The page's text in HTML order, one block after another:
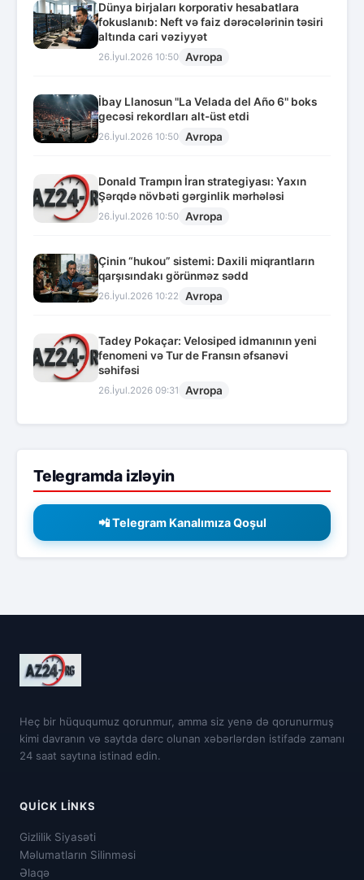
Dünya birjaları korporativ hesabatlara
fokuslanıb: Neft və faiz dərəcələrinin təsiri
altında cari vəziyyət
26.İyul.2026 10:50 Avropa
İbay Llanosun "La Velada del Año 6" boks
gecəsi rekordları alt-üst etdi
26.İyul.2026 10:50 Avropa
Donald Trampın İran strategiyası: Yaxın
Şərqdə növbəti gərginlik mərhələsi
26.İyul.2026 10:50 Avropa
Çinin “hukou” sistemi: Daxili miqrantların
qarşısındakı görünməz sədd
26.İyul.2026 10:22 Avropa
Tadey Pokaçar: Velosiped idmanının yeni
fenomeni və Tur de Fransın əfsanəvi
səhifəsi
26.İyul.2026 09:31 Avropa
Telegramda izləyin
📲 Telegram Kanalımıza Qoşul
Heç bir hüququmuz qorunmur, amma siz yenə də qorunurmuş
kimi davranın və saytda dərc olunan xəbərlərdən istifadə zamanı
24 saat saytına istinad edin.
QUICK LINKS
Gizlilik Siyasəti
Məlumatların Silinməsi
Əlaqə